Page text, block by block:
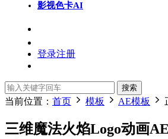
影视色卡AI
登录注册
搜索
当前位置： 首页 模板 AE模板
三维魔法火焰Logo动画